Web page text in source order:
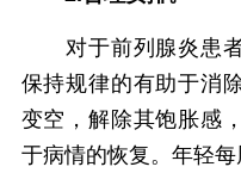
对于前列腺炎患者
保持规律的有助于消
变空，解除其饱胀感
于病情的恢复。年轻